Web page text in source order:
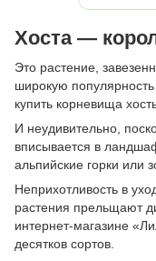
Хоста —
Это растение,
широкую
купить корневища
И неудивительно,
вписывается в
альпийские горки или
Неприхотливость в
растения прельщают
интернет-магазине
десятков сортов.